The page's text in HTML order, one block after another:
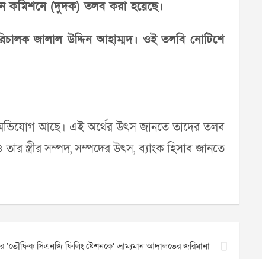
কমিশনে (দুদক) তলব করা হয়েছে।
জালাল উদ্দিন আহাম্মদ। ওই তলবি নোটিশে
অভিযোগ আছে। এই অর্থের উৎস জানতে তাদের তলব
স্ত্রীর সম্পদ, সম্পদের উৎস, ব্যাংক হিসাব জানতে
‘তৌফিক সিএনজি ফিলিং ষ্টেশনকে’ ভ্রাম্যমান আদালতের জরিমানা